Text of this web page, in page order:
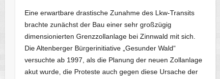
Eine erwartbare drastische Zunahme des Lkw-Transits
brachte zunächst der Bau einer sehr großzügig
dimensionierten Grenzzollanlage bei Zinnwald mit sich.
Die Altenberger Bürgerinitiative „Gesunder Wald“
versuchte ab 1997, als die Planung der neuen Zollanlage
akut wurde, die Proteste auch gegen diese Ursache der